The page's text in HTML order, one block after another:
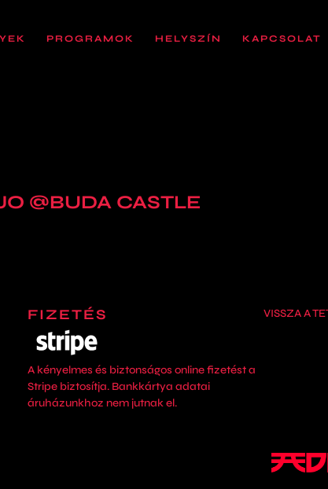
PROGRAMOK HELYSZÍN KAPCSOLAT
@BUDA CASTLE
FIZETÉS
A kényelmes és biztonságos online fizetést a
Stripe biztosítja. Bankkártya adatai
áruházunkhoz nem jutnak el.
VISSZA A